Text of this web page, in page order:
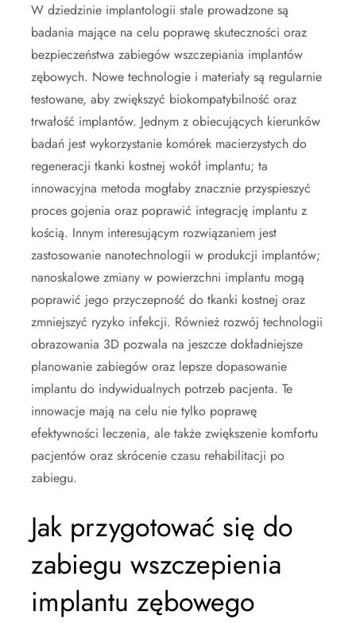
W dziedzinie implantologii stale prowadzone są
badania mające na celu poprawę skuteczności oraz
bezpieczeństwa zabiegów wszczepiania implantów
zębowych. Nowe technologie i materiały są regularnie
testowane, aby zwiększyć biokompatybilność oraz
trwałość implantów. Jednym z obiecujących kierunków
badań jest wykorzystanie komórek macierzystych do
regeneracji tkanki kostnej wokół implantu; ta
innowacyjna metoda mogłaby znacznie przyspieszyć
proces gojenia oraz poprawić integrację implantu z
kością. Innym interesującym rozwiązaniem jest
zastosowanie nanotechnologii w produkcji implantów;
nanoskalowe zmiany w powierzchni implantu mogą
poprawić jego przyczepność do tkanki kostnej oraz
zmniejszyć ryzyko infekcji. Również rozwój technologii
obrazowania 3D pozwala na jeszcze dokładniejsze
planowanie zabiegów oraz lepsze dopasowanie
implantu do indywidualnych potrzeb pacjenta. Te
innowacje mają na celu nie tylko poprawę
efektywności leczenia, ale także zwiększenie komfortu
pacjentów oraz skrócenie czasu rehabilitacji po
zabiegu.
Jak przygotować się do
zabiegu wszczepienia
implantu zębowego